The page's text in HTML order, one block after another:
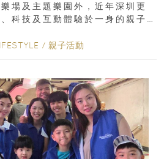
場及主題樂園外，近年深圳更
科技及互動體驗於一身的親子
/ 親子活動